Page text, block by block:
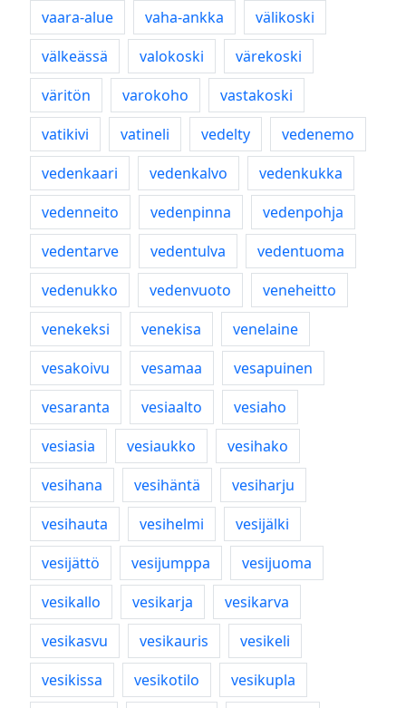
vaara-alue
vaha-ankka
välikoski
välkeässä
valokoski
värekoski
väritön
varokoho
vastakoski
vatikivi
vatineli vedelty
vedenemo
vedenkaari
vedenkalvo
vedenkukka
vedenneito
vedenpinna
vedenpohja
vedentarve
vedentulva
vedentuoma
vedenukko
vedenvuoto
veneheitto
venekeksi
venekisa
venelaine
vesakoivu
vesamaa
vesapuinen
vesaranta
vesiaalto
vesiaho
vesiasia
vesiaukko
vesihako
vesihana
vesihäntä
vesiharju
vesihauta
vesihelmi
vesijälki
vesijättö
vesijumppa
vesijuoma
vesikallo
vesikarja
vesikarva
vesikasvu
vesikauris
vesikeli
vesikissa
vesikotilo
vesikupla